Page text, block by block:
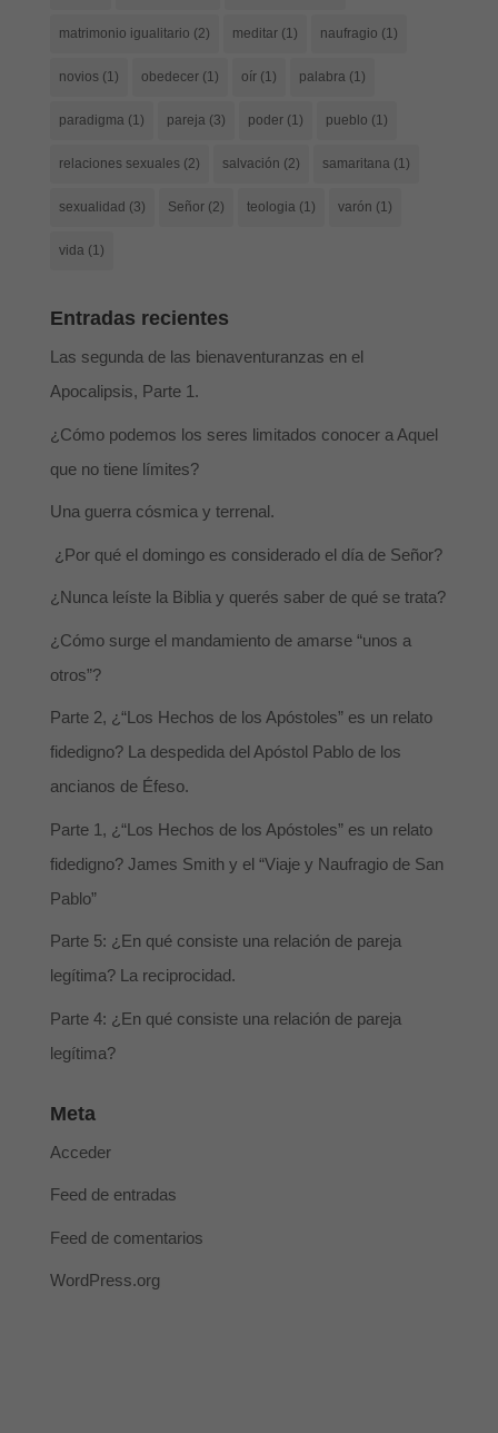
matrimonio igualitario (2) meditar(1) naufragio (1)
novios(1) obedecer(1) oír(1) palabra(1)
paradigma(1) pareja(3) poder(1) pueblo (1)
relaciones sexuales(2) salvación (2) samaritana(1)
sexualidad (3) Señor(2) teologia(1) varón (1)
vida(1)
Entradas recientes
Las segunda de las bienaventuranzas en el
Apocalipsis, Parte 1.
¿Cómo podemos los seres limitados conocer a Aquel
que no tiene límites?
Una guerra cósmica y terrenal.
¿Por qué el domingo es considerado el día de Señor?
¿Nunca leíste la Biblia y querés saber de qué se trata?
¿Cómo surge el mandamiento de amarse “unos a
otros”?
Parte 2, ¿“Los Hechos de los Apóstoles” es un relato
fidedigno? La despedida del Apóstol Pablo de los
ancianos de Éfeso.
Parte 1, ¿“Los Hechos de los Apóstoles” es un relato
fidedigno? James Smith y el “Viaje y Naufragio de San
Pablo”
Parte 5: ¿En qué consiste una relación de pareja
legítima? La reciprocidad.
Parte 4: ¿En qué consiste una relación de pareja
legítima?
Meta
Acceder
Feed de entradas
Feed de comentarios
WordPress.org